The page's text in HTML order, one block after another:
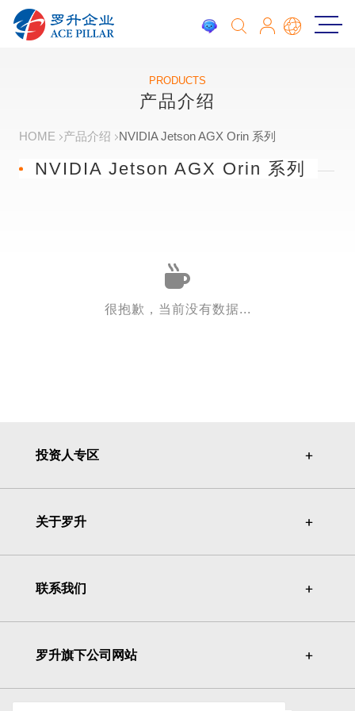
PRODUCTS
产品介绍
HOME 产品介绍 NVIDIA Jetson AGX Orin 系列
NVIDIA Jetson AGX Orin 系列
很抱歉，当前没有数据...
投资人专区 ＋
＋
关于罗升 ＋
＋
联系我们 ＋
＋
罗升旗下公司网站 ＋
＋